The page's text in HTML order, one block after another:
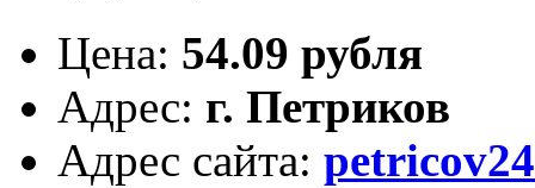
Цена: 54.09 рубля
Адрес: г. Петриков
Адрес сайта: